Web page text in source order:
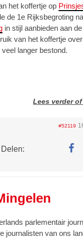
het koffertje op
de 1e Rijksbegroting
in stijl aanbieden aan de
van het koffertje
langer bestond.
Lees verder
#52119
Delen:
parlementair
journalisten van ons